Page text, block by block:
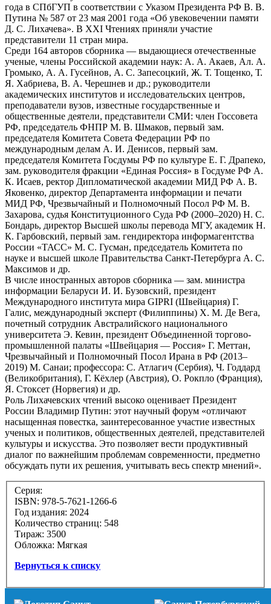
года в СПбГУП в соответствии с Указом Президента РФ В. В.
Путина № 587 от 23 мая 2001 года «Об увековечении памяти
Д. С. Лихачева». В XXI Чтениях приняли участие
представители 11 стран мира.
Среди 164 авторов сборника — выдающиеся отечественные
ученые, члены Российской академии наук: А. А. Акаев, Ал. А.
Громыко, А. А. Гусейнов, А. С. Запесоцкий, Ж. Т. Тощенко, Т.
Я. Хабриева, В. А. Черешнев и др.; руководители
академических институтов и исследовательских центров,
преподаватели вузов, известные государственные и
общественные деятели, представители СМИ: член Госсовета
РФ, председатель ФНПР М. В. Шмаков, первый зам.
председателя Комитета Совета Федерации РФ по
международным делам А. И. Денисов, первый зам.
председателя Комитета Госдумы РФ по культуре Е. Г. Драпеко,
зам. руководителя фракции «Единая Россия» в Госдуме РФ А.
К. Исаев, ректор Дипломатической академии МИД РФ А. В.
Яковенко, директор Департамента информации и печати
МИД РФ, Чрезвычайный и Полномочный Посол РФ М. В.
Захарова, судья Конституционного Суда РФ (2000–2020) Н. С.
Бондарь, директор Высшей школы перевода МГУ, академик Н.
К. Гарбовский, первый зам. гендиректора информагентства
России «ТАСС» М. С. Гусман, председатель Комитета по
науке и высшей школе Правительства Санкт-Петербурга А. С.
Максимов и др.
В числе иностранных авторов сборника — зам. министра
информации Беларуси И. И. Бузовский, президент
Международного института мира GIРRI (Швейцария) Г.
Галис, международный эксперт (Филиппины) Х. М. Де Вега,
почетный сотрудник Австралийского национального
университета Э. Кевин, президент Объединенной торгово-
промышленной палаты «Швейцария — Россия» Г. Меттан,
Чрезвычайный и Полномочный Посол Ирана в РФ (2013–
2019) М. Санаи; профессора: С. Атлагич (Сербия), Ч. Годдард
(Великобритания), Г. Кёхлер (Австрия), О. Рокпло (Франция),
Я. Стоксет (Норвегия) и др.
Роль Лихачевских чтений высоко оценивает Президент
России Владимир Путин: этот научный форум «отличают
насыщенная повестка, заинтересованное участие известных
ученых и политиков, общественных деятелей, представителей
культуры и искусства. Это позволяет вести продуктивный
диалог по важнейшим проблемам современности, предметно
обсуждать пути их решения, учитывать весь спектр мнений».
Серия:
ISBN: 978-5-7621-1266-6
Год издания: 2024
Количество страниц: 548
Тираж: 3500
Обложка: Мягкая
Вернуться к списку